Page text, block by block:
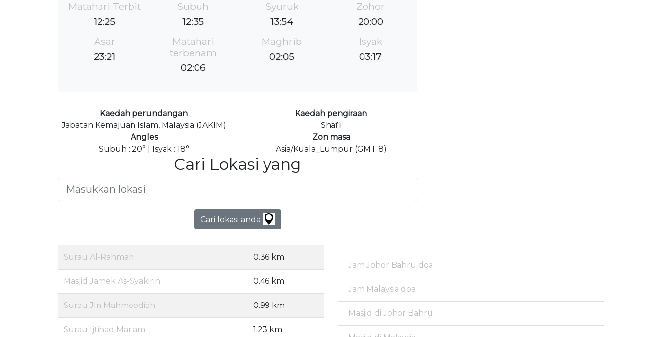
Matahari Terbit
12:25
Subuh
12:35
Syuruk
13:54
Zohor
20:00
Asar
23:21
Matahari
terbenam
02:06
Maghrib
02:05
Isyak
03:17
Kaedah perundangan
Jabatan Kemajuan Islam, Malaysia (JAKIM)
Kaedah pengiraan
Shafii
Angles
Subuh : 20° | Isyak : 18°
Zon masa
Asia/Kuala_Lumpur (GMT 8)
Cari Lokasi yang
Cari lokasi anda
Surau Al-Rahmah 0.36 km
Masjid Jamek As-Syakirin 0.46 km
Surau Jln Mahmoodiah 0.99 km
Surau Ijtihad Mariam 1.23 km
Jam Johor Bahru doa
Jam Malaysia doa
Masjid di Johor Bahru